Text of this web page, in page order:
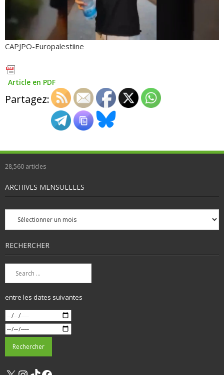
CAPJPO-Europalestiine
Article en PDF
Partagez:
28,560 articles
ARCHIVES MENSUELLES
Archives
mensuelles
RECHERCHER
entre les dates suivantes
X Instagram
TikTok